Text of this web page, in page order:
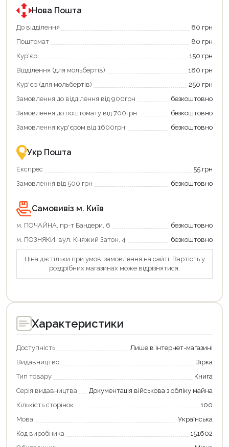
Нова Пошта
До відділення
80 грн
Поштомат
80 грн
Кур'єр
150 грн
Відділення (для мольбертів)
180 грн
Кур'єр (для мольбертів)
250 грн
Замовлення до відділення від 900грн
безкоштовно
Замовлення до поштомату від 700грн
безкоштовно
Замовлення кур'єром від 1600грн
безкоштовно
Укр Пошта
Експрес
55 грн
Замовлення від 500 грн
безкоштовно
Самовивіз м. Київ
м. ПОЧАЙНА, пр-т Бандери, 6
безкоштовно
м. ПОЗНЯКИ, вул. Княжий Затон, 4
безкоштовно
Ціна діє тільки при умові замовлення на сайті. Вартість у
роздрібних магазинах може відрізнятися.
Характеристики
Доступність
Лише в інтернет-магазині
Видавництво
Зірка
Тип товару
Книга
Серія видавництва
Документація військова з обліку майна
Кількість сторінок
100
Мова
Українська
Код виробника
151602